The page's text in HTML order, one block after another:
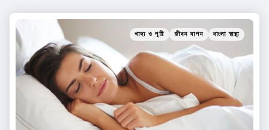
Categories
Posted
in
খাদ্য ও পুষ্টি জীবন যাপন বাংলা স্বাস্থ্য